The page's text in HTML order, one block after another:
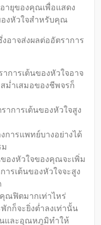
ายุของคุณเพื่อแสดง
องหัวใจสำหรับคุณ
อาจส่งผลต่ออัตราการ
การเต้นของหัวใจอาจ
ม่ำเสมอของชีพจรก็
การเต้นของหัวใจสูง
การแพทย์บางอย่างได้
องหัวใจของคุณจะเพิ่ม
รเต้นของหัวใจจะสูง
ณฟิตมากเท่าไหร่
กก็จะยิ่งต่ำลงเท่านั้น
และอุณหภูมิทำให้